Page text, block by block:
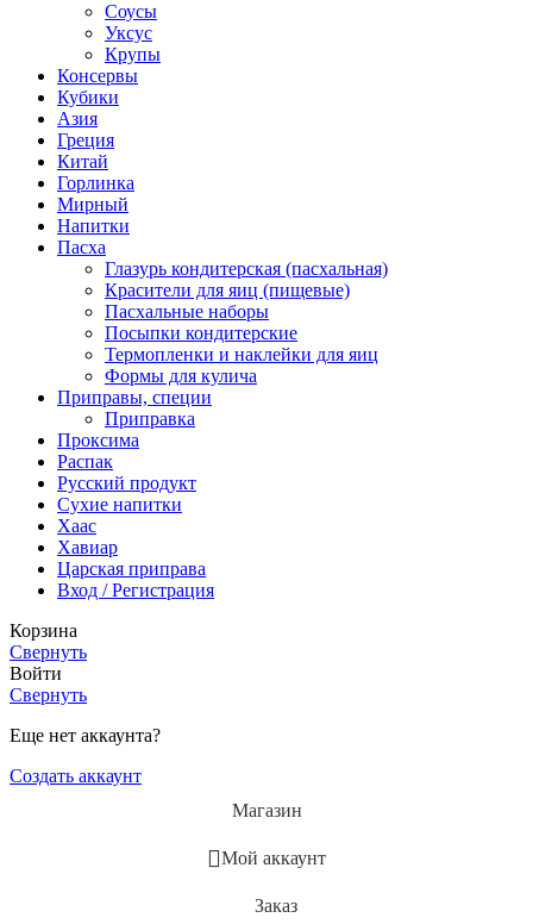
Соусы
Уксус
Крупы
Консервы
Кубики
Азия
Греция
Китай
Горлинка
Мирный
Напитки
Пасха
Глазурь кондитерская (пасхальная)
Красители для яиц (пищевые)
Пасхальные наборы
Посыпки кондитерские
Термопленки и наклейки для яиц
Формы для кулича
Приправы, специи
Приправка
Проксима
Распак
Русский продукт
Сухие напитки
Хаас
Хавиар
Царская приправа
Вход / Регистрация
Корзина
Свернуть
Войти
Свернуть
Еще нет аккаунта?
Создать аккаунт
Магазин
Мой аккаунт
Заказ